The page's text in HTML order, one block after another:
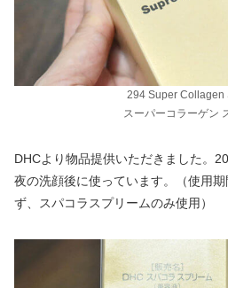
294 Super Collagen
スーパーコラーゲン
DHCより物品提供いただきました。
夜の洗顔後に使っています。（使用
ず、スパコラスプリームのみ使用）